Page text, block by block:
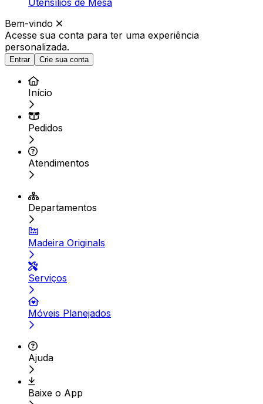
Utensílios de Mesa
Bem-vindo
Acesse sua conta para ter uma experiência
personalizada.
Entrar Crie sua conta
Início
Pedidos
Atendimentos
Departamentos
Madeira Originals
Serviços
Móveis Planejados
Ajuda
Baixe o App